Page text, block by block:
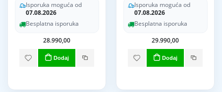
Isporuka moguća od
07.08.2026
Besplatna isporuka
28.990,00
Dodaj
Isporuka moguća od
07.08.2026
Besplatna isporuka
29.990,00
Dodaj